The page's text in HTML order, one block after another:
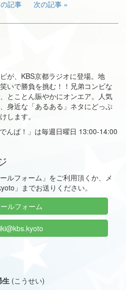
記事 次の記事
が、KBS京都ラジオに登場。地
いで勝負を挑む！！兄弟コンビな
とことん賑やかにオンエア。人気
身近な「あるある」ネタにどっぷ
します。
んぱ！」は毎週日曜日 13:00-14:00
ルフォーム」をご利用頂くか、メ
」までお送りください。
ルフォーム
生 (こうせい)